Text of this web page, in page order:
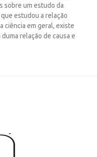
sobre um estudo da
que estudou a relação
ciência em geral, existe
relação de causa e